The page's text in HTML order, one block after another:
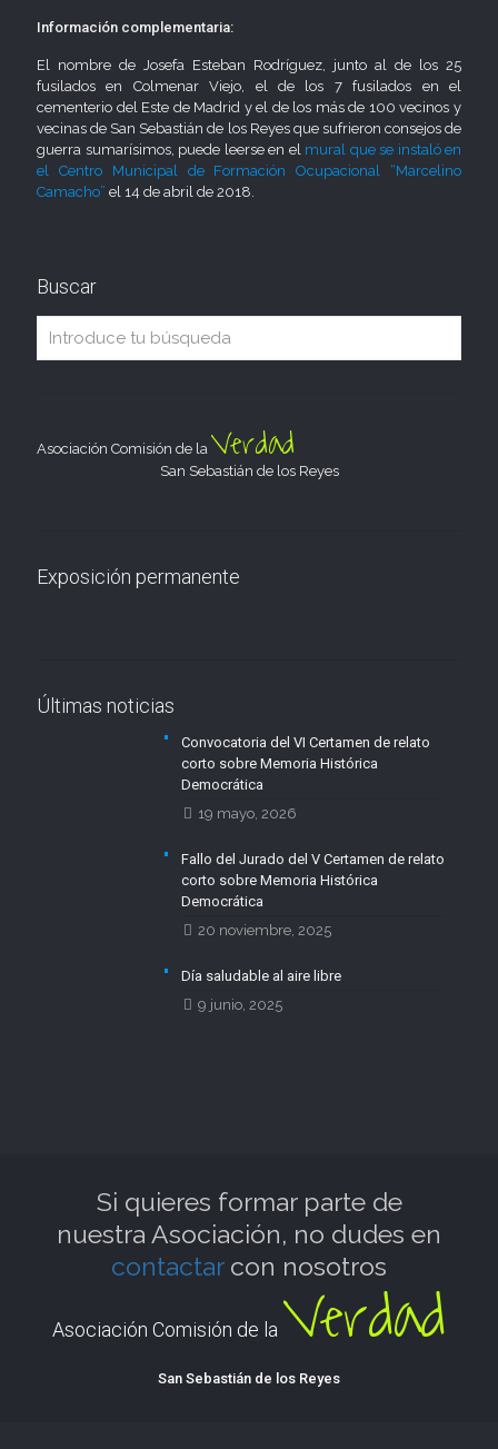
Información complementaria:
El nombre de Josefa Esteban Rodríguez, junto al de los 25
fusilados en Colmenar Viejo, el de los 7 fusilados en el
cementerio del Este de Madrid y el de los más de 100 vecinos y
vecinas de San Sebastián de los Reyes que sufrieron consejos de
guerra sumarísimos, puede leerse en el mural que se instaló en
el Centro Municipal de Formación Ocupacional “Marcelino
Camacho” el 14 de abril de 2018.
Buscar
Asociación Comisión de la Verdad
San Sebastián de los Reyes
Exposición permanente
Últimas noticias
Convocatoria del VI Certamen de relato
corto sobre Memoria Histórica
Democrática
19 mayo, 2026
Fallo del Jurado del V Certamen de relato
corto sobre Memoria Histórica
Democrática
20 noviembre, 2025
Día saludable al aire libre
9 junio, 2025
Si quieres formar parte de
nuestra Asociación, no dudes en
contactarcon nosotros
Asociación Comisión de la Verdad
San Sebastián de los Reyes